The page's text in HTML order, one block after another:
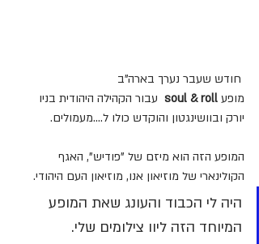
חודש שעבר נערך בארה"ב
מופע
& roll
עבור הקהילה היהודית בניו
יורק ובוושינגטון והוקדש כולו ל....מעמולים.
המופע הזה הוא מיזם של "פודיש", האגף
הקולינארי של מוזיאון אנו, מוזיאון העם היהודי.
היה לי הכבוד והעונג שאת המופע
המיוחד הזה ליוו צילומים שלי.